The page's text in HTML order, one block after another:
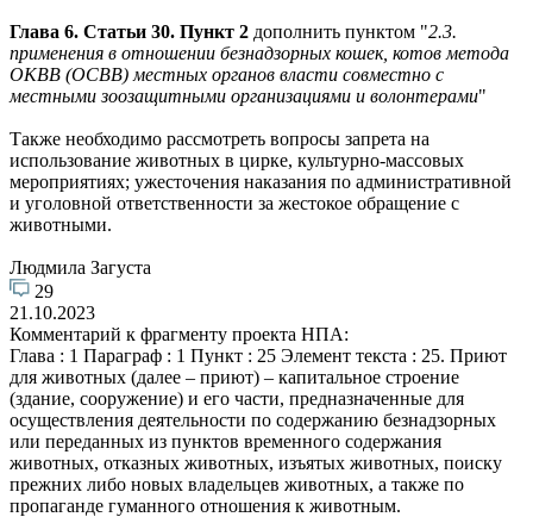
Глава 6. Статьи 30. Пункт 2 дополнить пунктом "2.3.
применения в отношении безнадзорных кошек, котов метода
ОКВВ (ОСВВ) местных органов власти совместно с
местными зоозащитными организациями и волонтерами"
Также необходимо рассмотреть вопросы запрета на
использование животных в цирке, культурно-массовых
мероприятиях; ужесточения наказания по административной
и уголовной ответственности за жестокое обращение с
животными.
Людмила Загуста
29
21.10.2023
Комментарий к фрагменту проекта НПА:
Глава : 1 Параграф : 1 Пункт : 25 Элемент текста : 25. Приют
для животных (далее – приют) – капитальное строение
(здание, сооружение) и его части, предназначенные для
осуществления деятельности по содержанию безнадзорных
или переданных из пунктов временного содержания
животных, отказных животных, изъятых животных, поиску
прежних либо новых владельцев животных, а также по
пропаганде гуманного отношения к животным.